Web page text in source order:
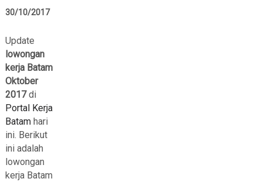
30/10/2017
Update
lowongan
kerja Batam
Oktober
2017di
Portal Kerja
Batamhari
ini. Berikut
ini adalah
lowongan
kerja Batam